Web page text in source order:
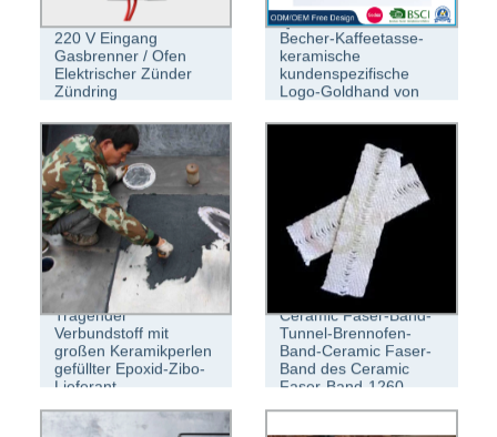
220 V Eingang
Gasbrenner / Ofen
Elektrischer Zünder
Zündring
Qualitäts-Porzellan-
Becher-Kaffeetasse-
keramische
kundenspezifische
Logo-Goldhand von
Tragender
Verbundstoff mit
großen Keramikperlen
gefüllter Epoxid-Zibo-
Lieferant
Ceramic Faser-Band-
Tunnel-Brennofen-
Band-Ceramic Faser-
Band des Ceramic
Faser-Band-1260